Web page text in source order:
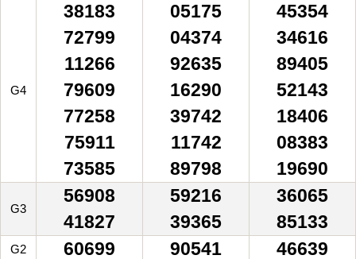
G4
38183
72799
11266
79609
77258
75911
73585
05175
04374
92635
16290
39742
11742
89798
45354
34616
89405
52143
18406
08383
19690
G3
56908
41827
59216
39365
36065
85133
G2 60699 90541 46639